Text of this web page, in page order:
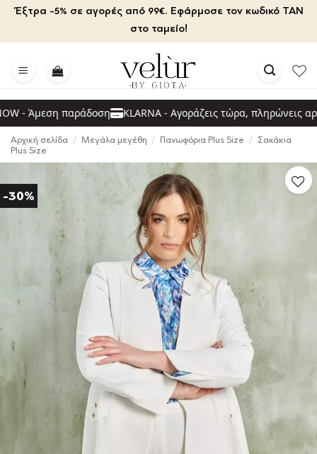
Μετάβαση
περιεχόμενο
Έξτρα -5% σε αγορές από 99€. Εφάρμοσε τον κωδικό TAN
στο ταμείο!
- Άμεση παράδοση KLARNA - Αγοράζεις τώρα, πληρώνεις
Αρχική σελίδα / Μεγάλα μεγέθη / Πανωφόρια Plus Size / Σακάκια
Plus Size
-30%